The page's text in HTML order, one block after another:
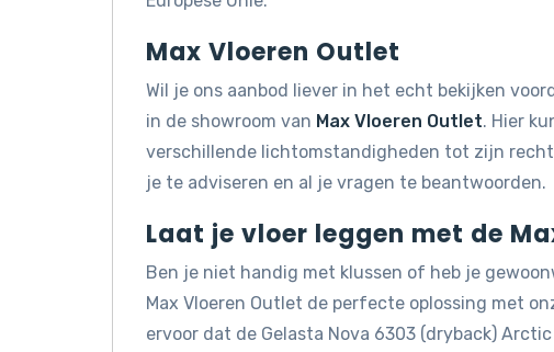
Max Vloeren Outlet
Wil je ons aanbod liever in het echt bekijken
in de showroom van Max Vloeren Outlet. Hier
verschillende lichtomstandigheden tot zijn recht
je te adviseren en al je vragen te beantwoorden.
Laat je vloer leggen met de
Ben je niet handig met klussen of heb je
Max Vloeren Outlet de perfecte oplossing met
ervoor dat de Gelasta Nova 6303 (dryback)